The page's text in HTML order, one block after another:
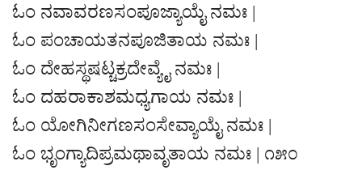
ಓಂ ನವಾವರಣಸಂಪೂಜ್ಯಾಯೈ ನಮಃ |
ಓಂ ಪಂಚಾಯತನಪೂಜಿತಾಯ ನಮಃ |
ಓಂ ದೇಹಸ್ಥಷಟ್ಚಕ್ರದೇವ್ಯೈ ನಮಃ |
ಓಂ ದಹರಾಕಾಶಮಧ್ಯಗಾಯ ನಮಃ |
ಓಂ ಯೋಗಿನೀಗಣಸಂಸೇವ್ಯಾಯೈ ನಮಃ |
ಓಂ ಭೃಂಗ್ಯಾದಿಪ್ರಮಥಾವೃತಾಯ ನಮಃ | ೧೫೦